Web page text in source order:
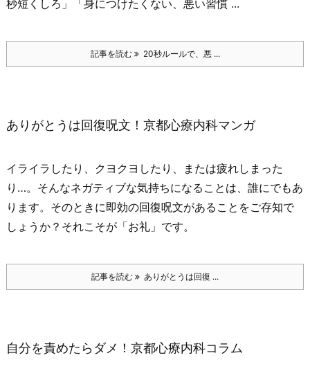
秒短くしろ」
「身につけたくない、悪い習慣 ...
記事を読む 20秒ルールで、悪 ...
ありがとうは回復呪文！京都心療内科マンガ
イライラしたり、クヨクヨしたり、または疲れしまった
り…。 そんなネガティブな気持ちになることは、誰にでもあ
ります。 そのときに即効の回復呪文があることをご存知で
しょうか？ それこそが「お礼」です。
記事を読む ありがとうは回復 ...
自分を責めたらダメ！京都心療内科コラム